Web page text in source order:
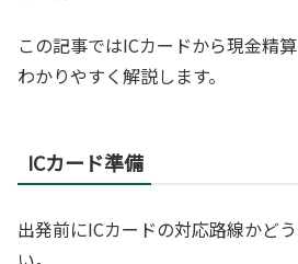
この記事ではICカードから現金精
わかりやすく解説します。
ICカード準備
出発前にICカードの対応路線かど